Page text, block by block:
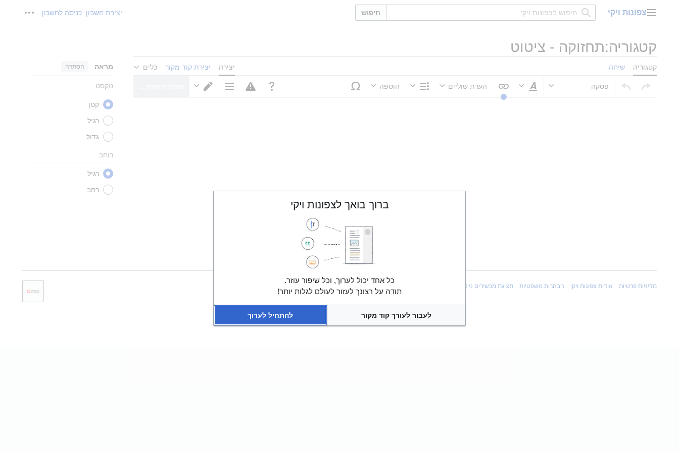
תפריט ראשיצפונות ויקי חיפוש יצירת חשבון כניסה לחשבוןכלים אישיים
קטגוריה:תחזוקה - ציטוט
קטגוריה שיחה יצירה יצירת קוד מקור כלים מראה הסתרה
טקסט
קטן
רגיל
גדול
רוחב
רגיל
רחב
פסקה
סגנוּן טקסט
הערת שוליים
הוספה
מדיניות פרטיות אודות צפונות ויקי הבהרות משפטיות תצוגת מכשירים ניידים
ברוך בואך לצפונות ויקי
כל אחד יכול לערוך, וכל שיפור עוזר.
תודה על רצונך לעזור לעולם לגלות יותר!
לעבור לעורך קוד מקור להתחיל לערוך